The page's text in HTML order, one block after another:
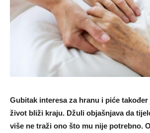
Gubitak interesa za hranu i piće također
život bliži kraju. Džuli objašnjava da
više ne traži ono što mu nije potrebno.